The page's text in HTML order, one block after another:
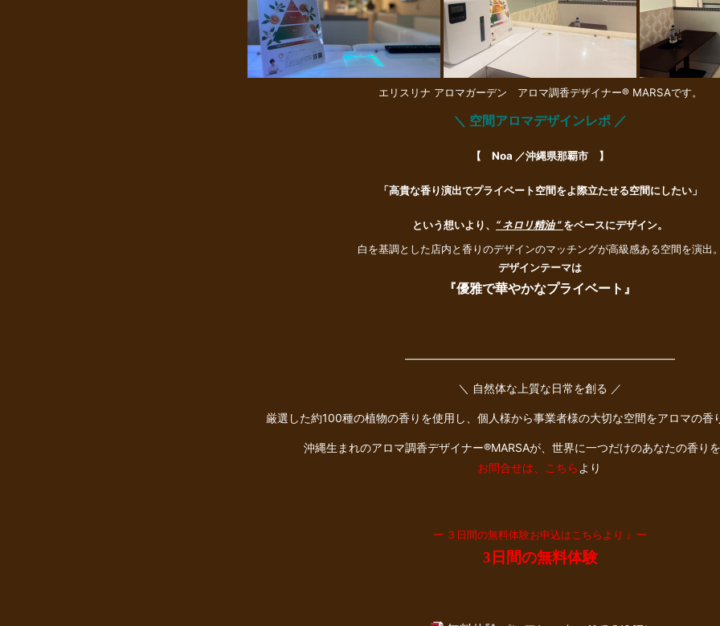
エリスリナ アロマガーデン アロマ調香デザイナー® MARSAです。
＼ 空間アロマデザインレポ ／
【 Noa ／沖縄県那覇市 】
「高貴な香り演出でプライベート空間をよ際立たせる空間にしたい」
という想いより、 “ ネロリ精油 ”をベースにデザイン。
白を基調とした店内と香りのデザインのマッチングが高級感ある空間を演出
デザインテーマは
『優雅で華やかなプライベート』
――――――――――――――――――――――――
＼ 自然体な上質な日常を創る ／
厳選した約100種の植物の香りを使用し、個人様から事業者様の大切な空間をアロマの香
沖縄生まれのアロマ調香デザイナー®︎MARSAが、世界に一つだけのあなたの香り
お問合せは、こちら より
ー ３日間の無料体験お申込はこちらより ↓ ー
3日間の無料体験